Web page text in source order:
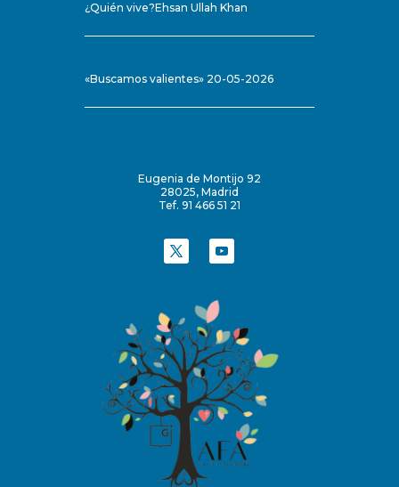
¿Quién vive?Ehsan Ullah Khan
«Buscamos valientes» 20-05-2026
Eugenia de Montijo 92
28025, Madrid
Tef. 91 466 51 21